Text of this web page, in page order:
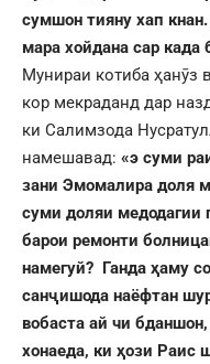
сумшон тияну хап кнан.
мара хойдана сар када
Мунираи котиба ҳанӯз
кор мекраданд дар
ки Салимзода
намешавад: «э суми
зани Эмомалира доля
суми доляи медодагии
барои ремонти
намегуй? Ганда ҳаму
санҷишода наёфтан
вобаста ай чи
хонаеда, ки ҳози